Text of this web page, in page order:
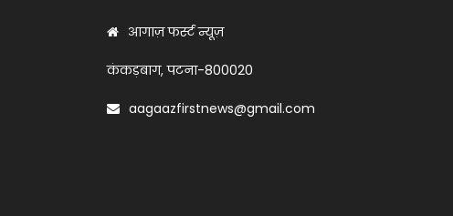
आगाज़ फर्स्ट न्यूज़
कंकड़बाग, पटना-800020
aagaazfirstnews@gmail.com